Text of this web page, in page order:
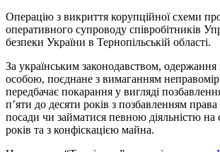
Операцію з викриття корупційної схеми
оперативного супроводу співробітників
безпеки України в Тернопільській області.
За українським законодавством,
особою, поєднане з вимаганням
передбачає покарання у вигляді
п’яти до десяти років з позбавленням
посади чи займатися певною діяльністю на
років та з конфіскацією майна.